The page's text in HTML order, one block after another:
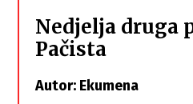
Nedjelja druga
Pačista
Autor: Ekumena